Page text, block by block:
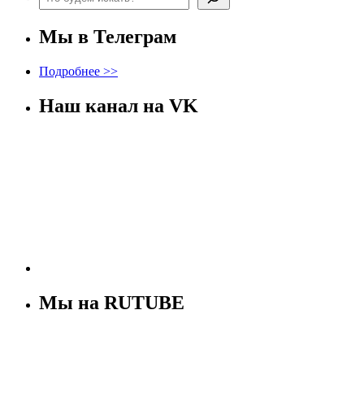
Мы в Телеграм
Подробнее >>
Наш канал на VK
Мы на RUTUBE